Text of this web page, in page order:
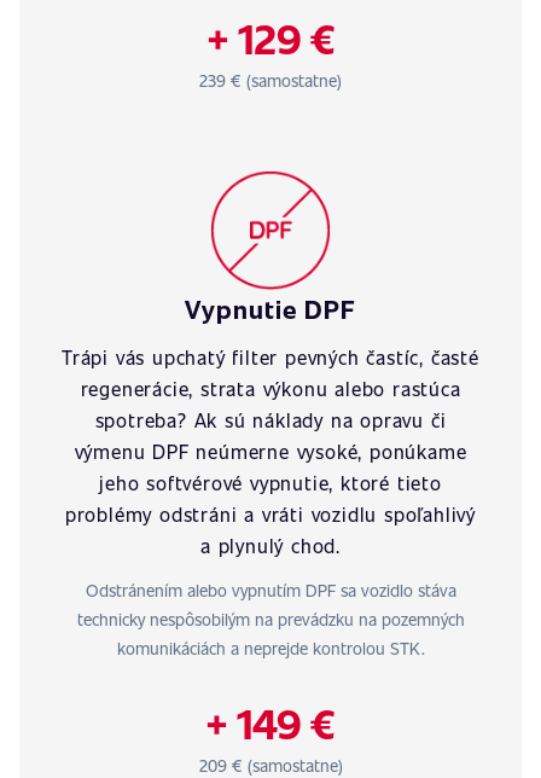
+ 129 €
239 € (samostatne)
Vypnutie DPF
Trápi vás upchatý filter pevných častíc, časté
regenerácie, strata výkonu alebo rastúca
spotreba? Ak sú náklady na opravu či
výmenu DPF neúmerne vysoké, ponúkame
jeho softvérové vypnutie, ktoré tieto
problémy odstráni a vráti vozidlu spoľahlivý
a plynulý chod.
Odstránením alebo vypnutím DPF sa vozidlo stáva
technicky nespôsobilým na prevádzku na pozemných
komunikáciách a neprejde kontrolou STK.
+ 149 €
209 € (samostatne)